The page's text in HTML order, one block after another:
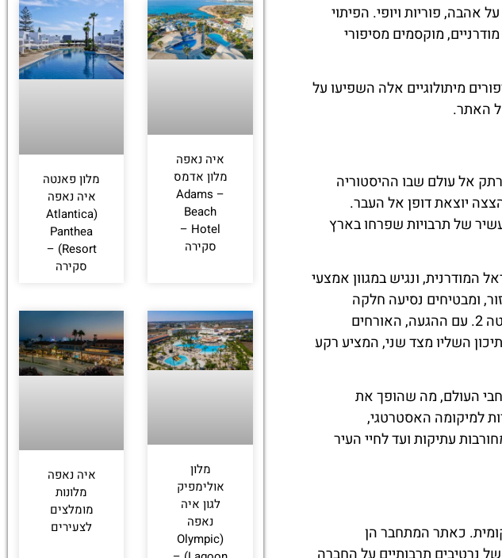
פוריות ויופי. הפיתוי
מוקסמים מסיפורי
באופן שבו סיפורים מיתולוגיים אלה השפיעו על
האתר.
מציג מסע מרתק אל עולם שבו ההיסטוריה
יוצאת דופן אל העבר.
העשיר של תרבויות שפרחו בארץ
המודרנית, ונגיש במגוון אמצעי
ומבטיחים נסיעה חלקה
למבקרים. הנוסעים ברכב פרטי ימצאו חניה בשפע, עם שילוט ברור המוביל את הדרך לאפרודיטה 2. עם ההגעה, האורחים
השליו מצד שני, המציע רקע
העולם, מה שהופך את
למיקומה האסטרטגי,
עתיקות ועד לחיי העיר
המקומית. כאתר המתחבר הן
איה נאפה
מלון אדמס
– Adams
Beach
Hotel –
סקירה
מלון פאנטה
איה נאפה
(Atlantica
Panthea
Resort) –
סקירה
מלון
אולימפיק
לגון איה
נאפה
(Olympic
איה נאפה
מלונות
מומלצים
לצעירים